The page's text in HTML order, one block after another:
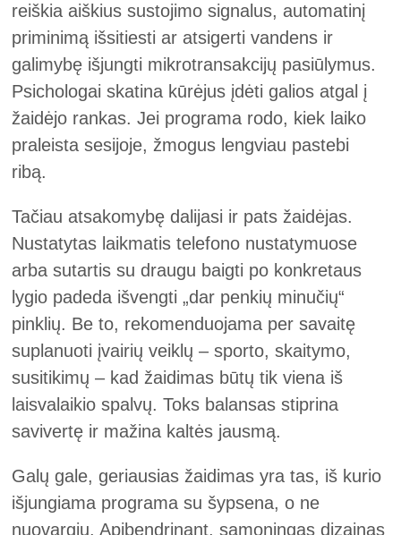
reiškia aiškius sustojimo signalus, automatinį
priminimą išsitiesti ar atsigerti vandens ir
galimybę išjungti mikrotransakcijų pasiūlymus.
Psichologai skatina kūrėjus įdėti galios atgal į
žaidėjo rankas. Jei programa rodo, kiek laiko
praleista sesijoje, žmogus lengviau pastebi
ribą.
Tačiau atsakomybę dalijasi ir pats žaidėjas.
Nustatytas laikmatis telefono nustatymuose
arba sutartis su draugu baigti po konkretaus
lygio padeda išvengti „dar penkių minučių“
pinklių. Be to, rekomenduojama per savaitę
suplanuoti įvairių veiklų – sporto, skaitymo,
susitikimų – kad žaidimas būtų tik viena iš
laisvalaikio spalvų. Toks balansas stiprina
savivertę ir mažina kaltės jausmą.
Galų gale, geriausias žaidimas yra tas, iš kurio
išjungiama programa su šypsena, o ne
nuovargiu. Apibendrinant, sąmoningas dizainas